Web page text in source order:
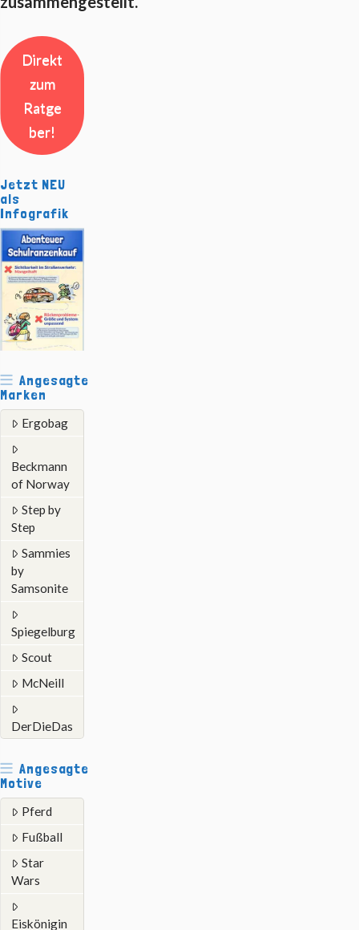
Direkt
zum
Ratge
ber!
Jetzt NEU
als
Infografik
Angesagte
Marken
Ergobag
Beckmann
of Norway
Step by
Step
Sammies
by
Samsonite
Spiegelburg
Scout
McNeill
DerDieDas
Angesagte
Motive
Pferd
Fußball
Star
Wars
Eiskönigin